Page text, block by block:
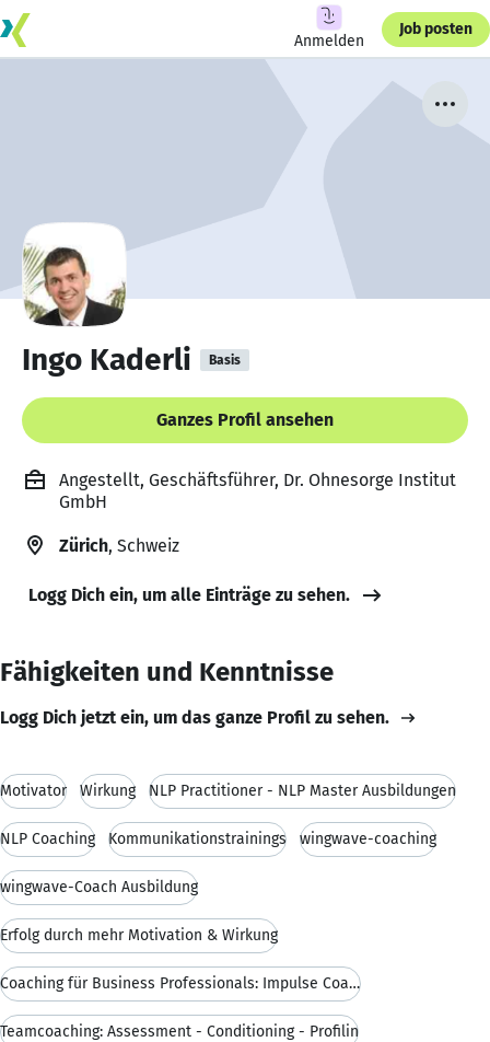
Anmelden
Job posten
Ingo Kaderli Basis
Ganzes Profil ansehen
Angestellt, Geschäftsführer, Dr. Ohnesorge Institut
GmbH
Zürich, Schweiz
Logg Dich ein, um alle Einträge zu sehen.
Fähigkeiten und Kenntnisse
Logg Dich jetzt ein, um das ganze Profil zu sehen.
Motivator Wirkung NLP Practitioner - NLP Master Ausbildungen
NLP Coaching Kommunikationstrainings wingwave-coaching
wingwave-Coach Ausbildung
Erfolg durch mehr Motivation & Wirkung
Coaching für Business Professionals: Impulse Coach
Teamcoaching: Assessment - Conditioning - Profilin